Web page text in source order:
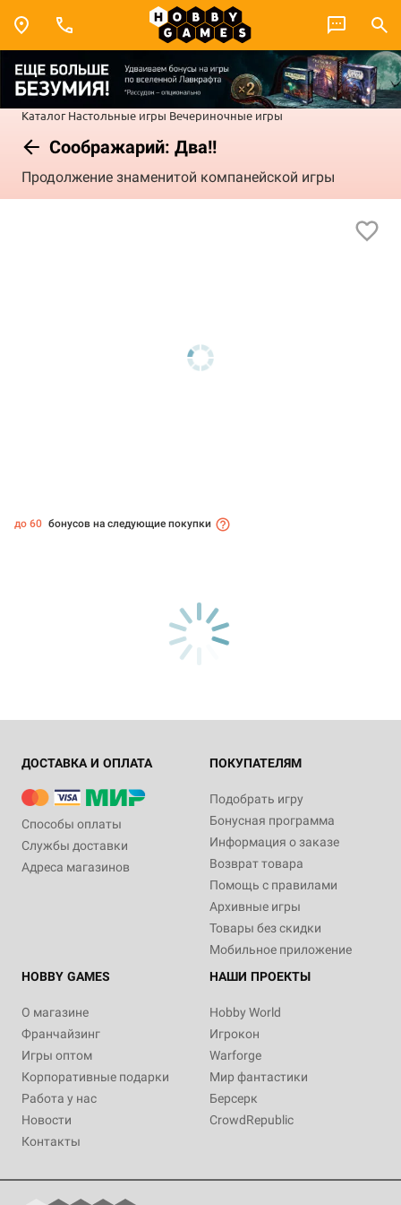
Каталог Настольные игры Вечериночные игры
Соображарий: Два!!
Продолжение знаменитой компанейской игры
до 60 бонусов на следующие покупки
ДОСТАВКА И ОПЛАТА
Способы оплаты
Службы доставки
Адреса магазинов
ПОКУПАТЕЛЯМ
Подобрать игру
Бонусная программа
Информация о заказе
Возврат товара
Помощь с правилами
Архивные игры
Товары без скидки
Мобильное приложение
HOBBY GAMES
О магазине
Франчайзинг
Игры оптом
Корпоративные подарки
Работа у нас
Новости
Контакты
НАШИ ПРОЕКТЫ
Hobby World
Игрокон
Warforge
Мир фантастики
Берсерк
CrowdRepublic